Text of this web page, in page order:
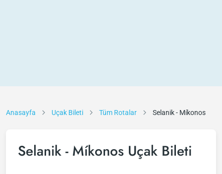
Anasayfa Uçak Bileti Tüm Rotalar Selanik - Míkonos
Selanik - Míkonos Uçak Bileti